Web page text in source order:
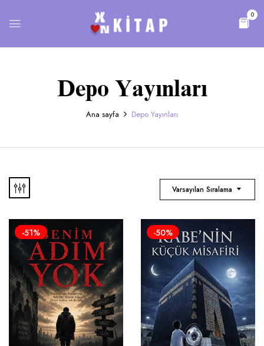
0
Depo Yayınları
Ana sayfa Depo Yayınları
Varsayılan Sıralama
-51% -50%